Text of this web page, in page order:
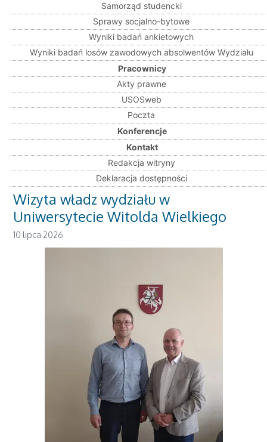
Samorząd studencki
Sprawy socjalno-bytowe
Wyniki badań ankietowych
Wyniki badań losów zawodowych absolwentów Wydziału
Pracownicy
Akty prawne
USOSweb
Poczta
Konferencje
Kontakt
Redakcja witryny
Deklaracja dostępności
Wizyta władz wydziału w
Uniwersytecie Witolda Wielkiego
10 lipca 2026